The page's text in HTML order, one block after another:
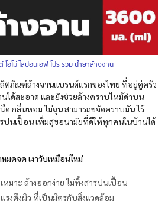
โอโม่ ไลปอนเอฟ โปร รวม น้ำยาล้างจาน
ตภัณฑ์ล้างจานแบรนด์แรกของไทย ที่อยู่คู่ครัว
นได้สะอาด และยังช่วยล้างคราบไหม้ดำบน
กลิ่นหอม ไม่ฉุน สามารถขจัดคราบมัน ไร้
ปนเปื้อน เพิ่มสุขอนามัยที่ดีให้ทุกคนในบ้านได้
ดจด เงาวับเหมือนใหม่
มาะ ล้างออกง่าย ไม่ทิ้งสารปนเปื้อน
รงตึงผิว ที่เป็นมิตรกับสิ่งแวดล้อม